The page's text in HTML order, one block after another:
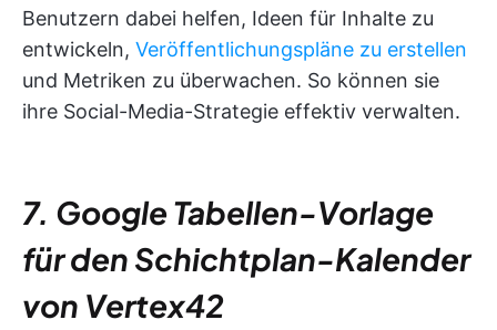
Benutzern dabei helfen, Ideen für Inhalte zu
entwickeln, Veröffentlichungspläne zu erstellen
und Metriken zu überwachen. So können sie
ihre Social-Media-Strategie effektiv verwalten.
7. Google Tabellen-Vorlage
für den Schichtplan-Kalender
von Vertex42